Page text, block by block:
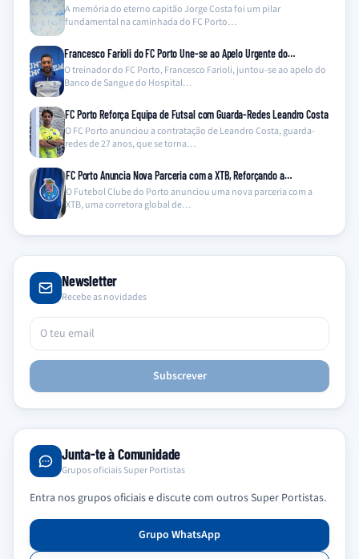
A memória do eterno capitão Jorge Costa foi um pilar
fundamental na caminhada do FC Porto…
Francesco Farioli do FC Porto Une-se ao Apelo Urgente do…
O treinador do FC Porto, Francesco Farioli, juntou-se ao apelo do
Banco de Sangue do Hospital…
FC Porto Reforça Equipa de Futsal com Guarda-Redes Leandro Costa
O FC Porto anunciou a contratação de Leandro Costa, guarda-
redes de 27 anos, que se torna…
FC Porto Anuncia Nova Parceria com a XTB, Reforçando a…
O Futebol Clube do Porto anunciou uma nova parceria com a
XTB, uma corretora global de…
Newsletter
Recebe as novidades
Subscrever
Junta-te à Comunidade
Grupos oficiais Super Portistas
Entra nos grupos oficiais e discute com outros Super Portistas.
Grupo WhatsApp